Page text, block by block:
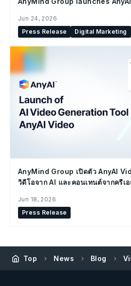
Jun 24, 2026
Press Release
Digital Marketing
AnyMind Group เปิดตัว AnyAI
วิดีโอจาก AI และคอนเทนต์จากครีเอเตอร์ ขับเคลื่อ
Jun 18, 2026
Press Release
Top News Blog